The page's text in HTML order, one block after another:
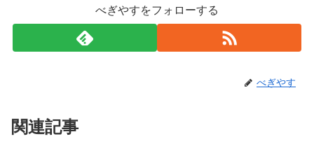
べぎやすをフォローする
べぎやす
関連記事